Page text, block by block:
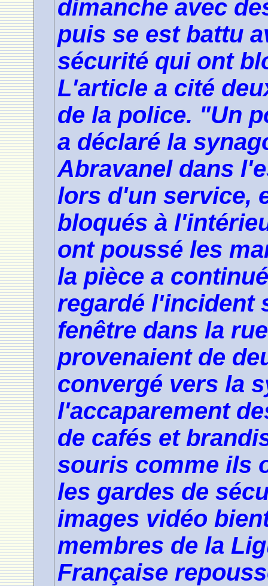
dimanche avec
puis se est battu
sécurité qui ont
L'article a cité
de la police. "Un
a déclaré la
Abravanel dans
lors d'un service,
bloqués à
ont poussé les
la pièce a
regardé l'incident
fenêtre dans la
provenaient de
convergé vers la
l'accaparement
de cafés et
souris comme ils
les gardes de
images vidéo
membres de la
Française